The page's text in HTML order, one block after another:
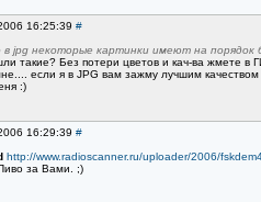
16:25:39 #
в jpg некоторые картинки имеют на порядок
такие? Без потери цветов и кач-ва жмете в
если я в JPG вам зажму лучшим
:)
16:29:39 #
http://www.radioscanner.ru/uploader/2006/
за Вами. ;)